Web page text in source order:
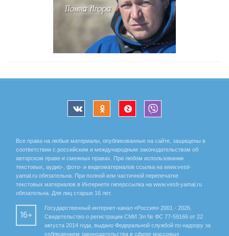
Все права на любые материалы, опубликованные на сайте, защищены в
соответствии с российским и международным законодательством об
авторском праве и смежных правах. При любом использовании
текстовых, аудио-, фото- и видеоматериалов ссылка на www.vesti-
yamal.ru обязательна. При полной или частичной перепечатке
текстовых материалов в Интернете гиперссылка на www.vesti-yamal.ru
обязательна. Для лиц старше 16 лет.
16+
Государственный интернет-канал «Россия» 2001 - 2026.
Свидетельство о регистрации СМИ Эл № ФС 77-59166 от 22
августа 2014 года, выдано Федеральной службой по надзору за
соблюдением законодательства в сфере массовых